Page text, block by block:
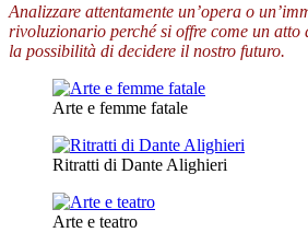
Analizzare attentamente un’opera o
rivoluzionario perché si offre come un atto
la possibilità di decidere il nostro futuro.
Arte e femme fatale
Ritratti di Dante Alighieri
Arte e teatro